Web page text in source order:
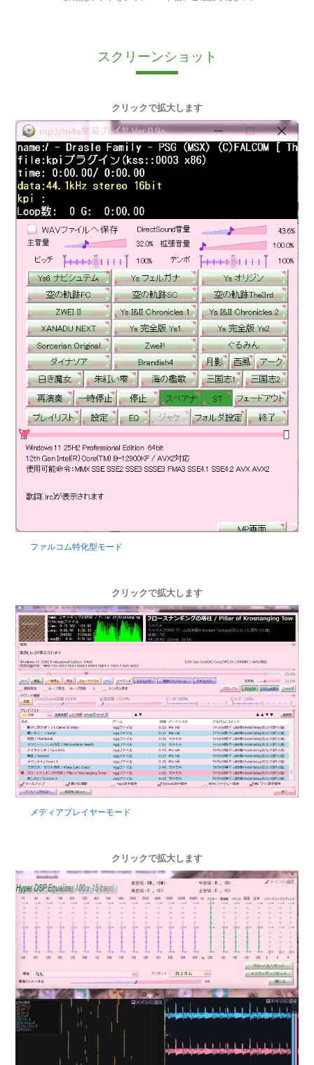
スクリーンショット
クリックで拡大します
ファルコム特化型モード
クリックで拡大します
メディアプレイヤーモード
クリックで拡大します